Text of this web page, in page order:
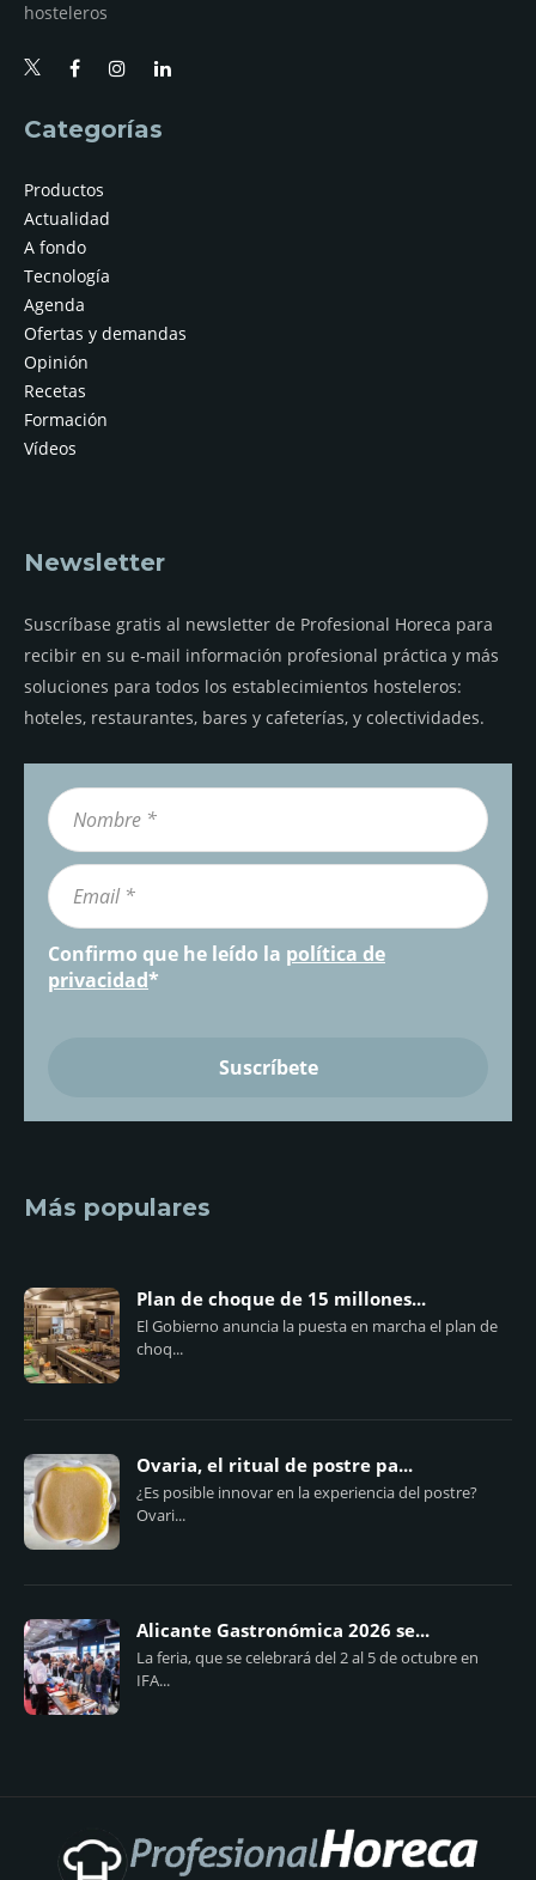
hosteleros
Categorías
Productos
Actualidad
A fondo
Tecnología
Agenda
Ofertas y demandas
Opinión
Recetas
Formación
Vídeos
Newsletter
Suscríbase gratis al newsletter de Profesional Horeca para
recibir en su e-mail información profesional práctica y más
soluciones para todos los establecimientos hosteleros:
hoteles, restaurantes, bares y cafeterías, y colectividades.
Confirmo que he leído la política de
privacidad*
Más populares
Plan de choque de 15 millones...
El Gobierno anuncia la puesta en marcha el plan de
choq...
Ovaria, el ritual de postre pa...
¿Es posible innovar en la experiencia del postre?
Ovari...
Alicante Gastronómica 2026 se...
La feria, que se celebrará del 2 al 5 de octubre en
IFA...